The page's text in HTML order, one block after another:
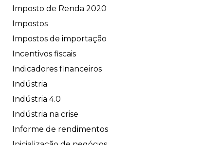
Imposto de Renda 2020
Impostos
Impostos de importação
Incentivos fiscais
Indicadores financeiros
Indústria
Indústria 4.0
Indústria na crise
Informe de rendimentos